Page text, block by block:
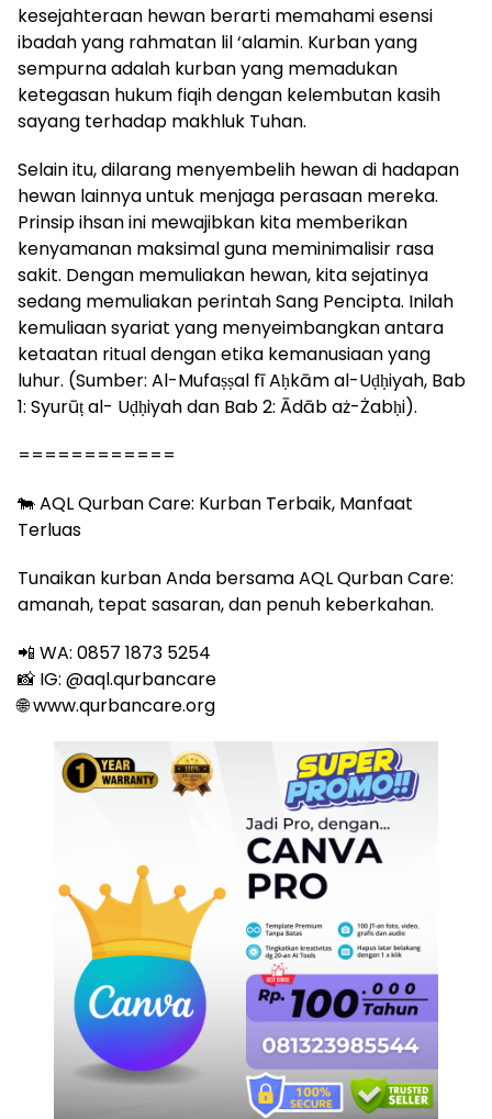
kesejahteraan hewan berarti memahami esensi
ibadah yang rahmatan lil ‘alamin. Kurban yang
sempurna adalah kurban yang memadukan
ketegasan hukum fiqih dengan kelembutan kasih
sayang terhadap makhluk Tuhan.
Selain itu, dilarang menyembelih hewan di hadapan
hewan lainnya untuk menjaga perasaan mereka.
Prinsip ihsan ini mewajibkan kita memberikan
kenyamanan maksimal guna meminimalisir rasa
sakit. Dengan memuliakan hewan, kita sejatinya
sedang memuliakan perintah Sang Pencipta. Inilah
kemuliaan syariat yang menyeimbangkan antara
ketaatan ritual dengan etika kemanusiaan yang
luhur. (Sumber: Al-Mufaṣṣal fī Aḥkām al-Uḍḥiyah, Bab
1: Syurūṭ al- Uḍḥiyah dan Bab 2: Ādāb aż-Żabḥi).
============
🐄 AQL Qurban Care: Kurban Terbaik, Manfaat
Terluas
Tunaikan kurban Anda bersama AQL Qurban Care:
amanah, tepat sasaran, dan penuh keberkahan.
📲 WA: 0857 1873 5254
📸 IG: @aql.qurbancare
🌐 www.qurbancare.org